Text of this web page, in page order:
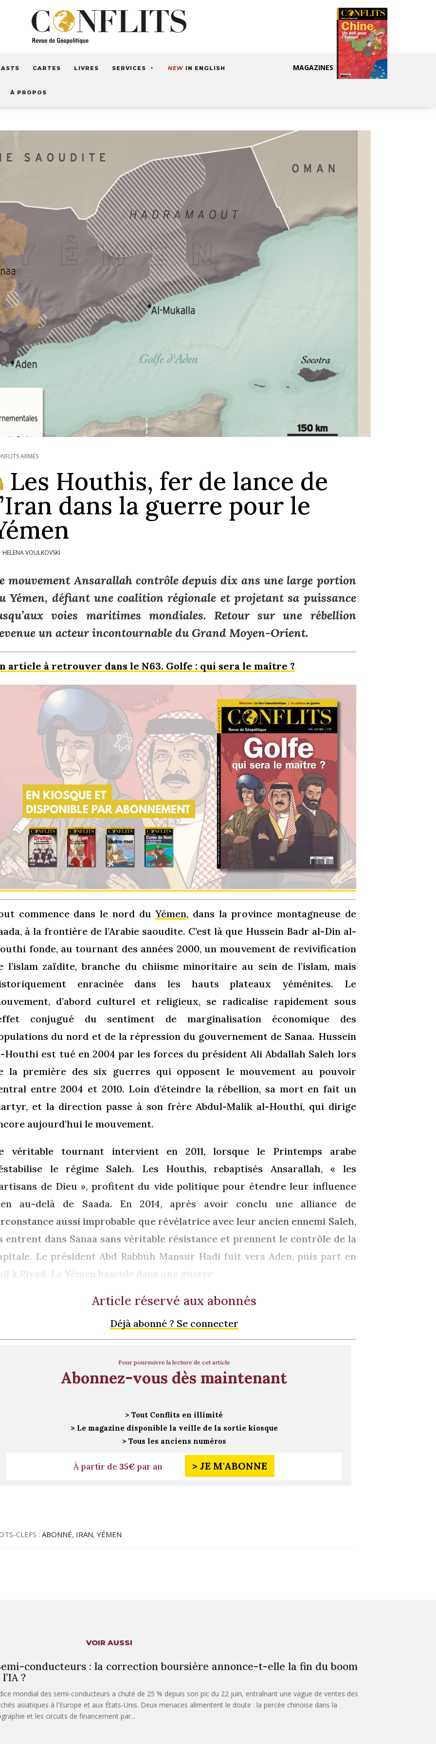
CARTES LIVRES SERVICES NEW IN ENGLISH
À PROPOS
MAGAZINES
ARMÉS
Les Houthis, fer de lance de
dans la guerre pour le
HELENA VOULKOVSKI
mouvement Ansarallah contrôle depuis dix ans une large portion
Yémen, défiant une coalition régionale et projetant sa puissance
voies maritimes mondiales. Retour sur une rébellion
un acteur incontournable du Grand Moyen-Orient.
article à retrouver dans le N63. Golfe : qui sera le maître ?
commence dans le nord duYémen, dans la province montagneuse de
à la frontière de l’Arabie saoudite. C’est là que Hussein Badr al-Din al-
fonde, au tournant des années 2000, un mouvement de revivification
l’islam zaïdite, branche du chiisme minoritaire au sein de l’islam, mais
enracinée dans les hauts plateaux yéménites. Le
d’abord culturel et religieux, se radicalise rapidement sous
conjugué du sentiment de marginalisation économique des
du nord et de la répression du gouvernement de Sanaa. Hussein
Houthi est tué en 2004 par les forces du président Ali Abdallah Saleh lors
la première des six guerres qui opposent le mouvement au pouvoir
entre 2004 et 2010. Loin d’éteindre la rébellion, sa mort en fait un
et la direction passe à son frère Abdul-Malik al-Houthi, qui dirige
aujourd’hui le mouvement.
véritable tournant intervient en 2011, lorsque le Printemps arabe
le régime Saleh. Les Houthis, rebaptisés Ansarallah, « les
de Dieu », profitent du vide politique pour étendre leur influence
au-delà de Saada. En 2014, après avoir conclu une alliance de
aussi improbable que révélatrice avec leur ancien ennemi Saleh,
entrent dans Sanaa sans véritable résistance et prennent le contrôle de la
Le président Abd Rabbuh Mansur Hadi fuit vers Aden, puis part en
à Riyad. Le Yémen bascule dans une guerre
Article réservé aux abonnés
Déjà abonné ? Se connecter
Pour poursuivre la lecture de cet article
Abonnez-vous dès maintenant
> Tout Conflits en illimité
> Le magazine disponible la veille de la sortie kiosque
> Tous les anciens numéros
À partir de 35€par an > JE M'ABONNE
CLEFS :ABONNÉ, IRAN,YÉMEN
VOIR AUSSI
conducteurs : la correction boursière annonce-t-elle la fin du boom
?
mondial des semi-conducteurs a chuté de 25 % depuis son pic du 22 juin, entraînant une vague de ventes des
asiatiques à l'Europe et aux États-Unis. Deux menaces alimentent le doute : la percée chinoise dans la
et les circuits de financement par...